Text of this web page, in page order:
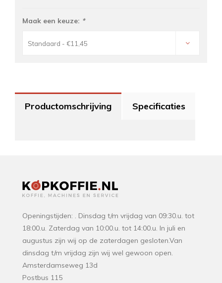
Maak een keuze: *
Standaard - €11,45
Productomschrijving Specificaties
Openingstijden: . Dinsdag t/m vrijdag van 09:30.u. tot
18:00.u. Zaterdag van 10:00.u. tot 14:00.u. In juli en
augustus zijn wij op de zaterdagen gesloten.Van
dinsdag t/m vrijdag zijn wij wel gewoon open.
Amsterdamseweg 13d
Postbus 115